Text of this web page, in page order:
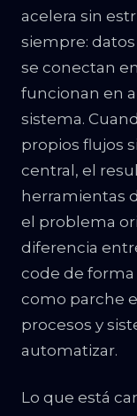
acelera sin
siempre:
se conectan
funcionan en
sistema.
propios flujos
central, el
herramientas
el problema
diferencia
code de forma
como parche
procesos y
automatizar.
Lo que está